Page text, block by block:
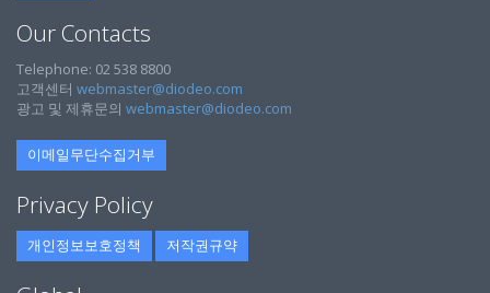
Our Contacts
Telephone: 02 538 8800
고객센터 webmaster@diodeo.com
광고 및 제휴문의 webmaster@diodeo.com
이메일무단수집거부
Privacy Policy
개인정보보호정책 저작권규약